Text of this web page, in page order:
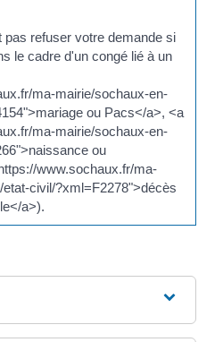
pas refuser votre demande si
le cadre d'un congé lié à un
ma-mairie/sochaux-en-
ou Pacs</a>, <a
ma-mairie/sochaux-en-
ou
www.sochaux.fr/ma-
civil/?xml=F2278">décès
a>).